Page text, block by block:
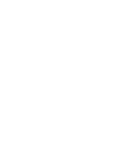
Park et ajoutez votre